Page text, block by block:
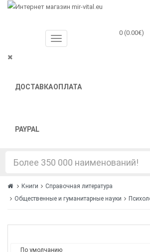
ДОСТАВКАОПЛАТА
PAYPAL
0 (0.00€)
Книги
Справочная литература
Общественные и гуманитарные науки